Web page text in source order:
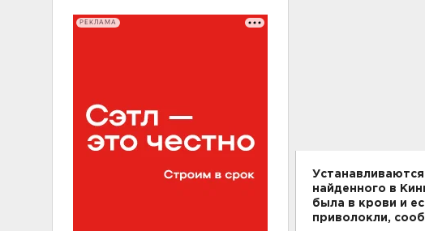
РЕКЛАМА
найденного в
была в крови и
приволокли,